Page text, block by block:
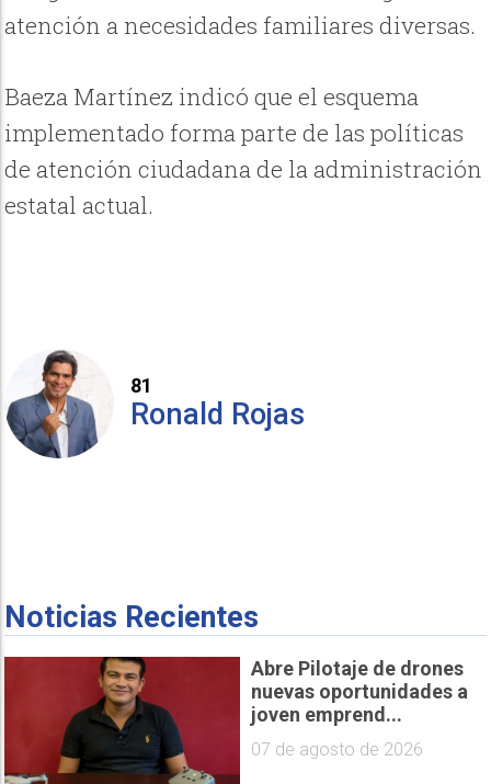
atención a necesidades familiares diversas.
Baeza Martínez indicó que el esquema
implementado forma parte de las políticas
de atención ciudadana de la administración
estatal actual.
81
Ronald Rojas
Noticias Recientes
Abre Pilotaje de drones
nuevas oportunidades a
joven emprend...
07 de agosto de 2026